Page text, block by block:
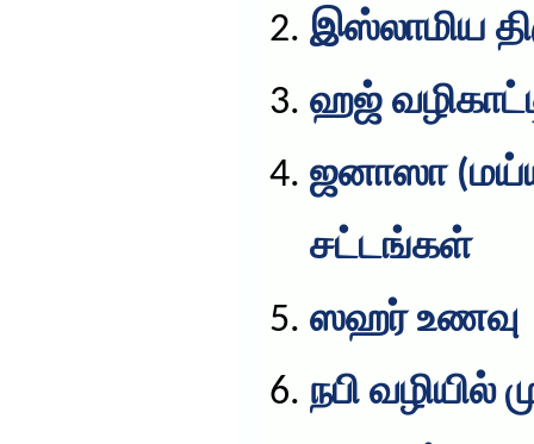
இஸ்லாமிய
ஹஜ்
ஜனாஸா
சட்டங்கள்
ஸஹர் உணவு
நபி